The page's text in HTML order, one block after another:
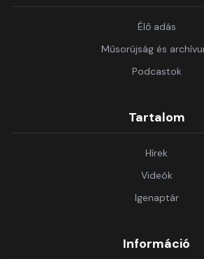
Élő adás
Műsorújság és
Podcastok
Tartalom
Hírek
Videók
Igenaptár
Információ